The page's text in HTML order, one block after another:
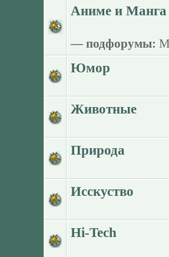
Аниме и Манга
— подфорумы:
Юмор
Животные
Природа
Исскуство
Hi-Tech